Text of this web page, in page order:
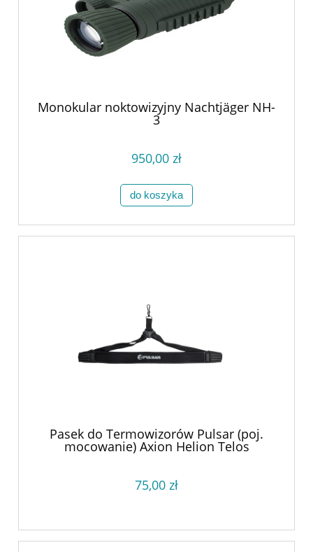
Monokular noktowizyjny Nachtjäger NH-
3
950,00 zł
do koszyka
Pasek do Termowizorów Pulsar (poj.
mocowanie) Axion Helion Telos
75,00 zł